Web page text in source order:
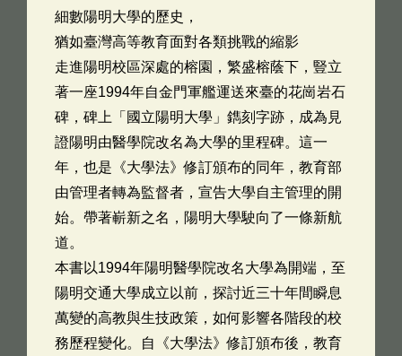
細數陽明大學的歷史，
猶如臺灣高等教育面對各類挑戰的縮影
走進陽明校區深處的榕園，繁盛榕蔭下，豎立
著一座1994年自金門軍艦運送來臺的花崗岩石
碑，碑上「國立陽明大學」鐫刻字跡，成為見
證陽明由醫學院改名為大學的里程碑。這一
年，也是《大學法》修訂頒布的同年，教育部
由管理者轉為監督者，宣告大學自主管理的開
始。帶著嶄新之名，陽明大學駛向了一條新航
道。
本書以1994年陽明醫學院改名大學為開端，至
陽明交通大學成立以前，探討近三十年間瞬息
萬變的高教與生技政策，如何影響各階段的校
務歷程變化。自《大學法》修訂頒布後，教育